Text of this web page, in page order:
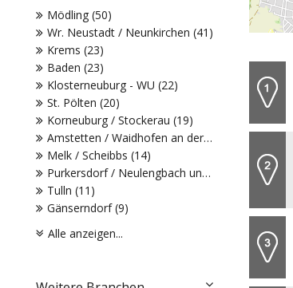
Mödling (50)
Wr. Neustadt / Neunkirchen (41)
Krems (23)
Baden (23)
Klosterneuburg - WU (22)
St. Pölten (20)
Korneuburg / Stockerau (19)
Amstetten / Waidhofen an der Ybbs (18)
Melk / Scheibbs (14)
Purkersdorf / Neulengbach und WU (11)
Tulln (11)
Gänserndorf (9)
Alle anzeigen...